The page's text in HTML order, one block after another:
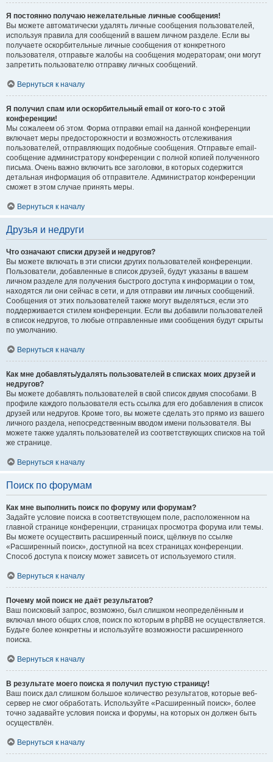
Я постоянно получаю нежелательные личные сообщения!
Вы можете автоматически удалять личные сообщения пользователей,
используя правила для сообщений в вашем личном разделе. Если вы
получаете оскорбительные личные сообщения от конкретного
пользователя, отправьте жалобы на сообщения модераторам; они могут
запретить пользователю отправку личных сообщений.
Вернуться к началу
Я получил спам или оскорбительный email от кого-то с этой
конференции!
Мы сожалеем об этом. Форма отправки email на данной конференции
включает меры предосторожности и возможность отслеживания
пользователей, отправляющих подобные сообщения. Отправьте email-
сообщение администратору конференции с полной копией полученного
письма. Очень важно включить все заголовки, в которых содержится
детальная информация об отправителе. Администратор конференции
сможет в этом случае принять меры.
Вернуться к началу
Друзья и недруги
Что означают списки друзей и недругов?
Вы можете включать в эти списки других пользователей конференции.
Пользователи, добавленные в список друзей, будут указаны в вашем
личном разделе для получения быстрого доступа к информации о том,
находятся ли они сейчас в сети, и для отправки им личных сообщений.
Сообщения от этих пользователей также могут выделяться, если это
поддерживается стилем конференции. Если вы добавили пользователей
в список недругов, то любые отправленные ими сообщения будут скрыты
по умолчанию.
Вернуться к началу
Как мне добавлять/удалять пользователей в списках моих друзей и
недругов?
Вы можете добавлять пользователей в свой список двумя способами. В
профиле каждого пользователя есть ссылка для его добавления в список
друзей или недругов. Кроме того, вы можете сделать это прямо из вашего
личного раздела, непосредственным вводом имени пользователя. Вы
можете также удалять пользователей из соответствующих списков на той
же странице.
Вернуться к началу
Поиск по форумам
Как мне выполнить поиск по форуму или форумам?
Задайте условие поиска в соответствующем поле, расположенном на
главной странице конференции, страницах просмотра форума или темы.
Вы можете осуществить расширенный поиск, щёлкнув по ссылке
«Расширенный поиск», доступной на всех страницах конференции.
Способ доступа к поиску может зависеть от используемого стиля.
Вернуться к началу
Почему мой поиск не даёт результатов?
Ваш поисковый запрос, возможно, был слишком неопределённым и
включал много общих слов, поиск по которым в phpBB не осуществляется.
Будьте более конкретны и используйте возможности расширенного
поиска.
Вернуться к началу
В результате моего поиска я получил пустую страницу!
Ваш поиск дал слишком большое количество результатов, которые веб-
сервер не смог обработать. Используйте «Расширенный поиск», более
точно задавайте условия поиска и форумы, на которых он должен быть
осуществлён.
Вернуться к началу